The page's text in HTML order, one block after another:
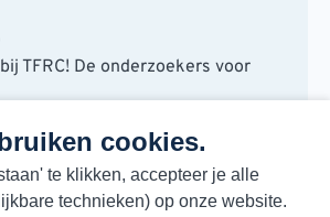
cookies.
te klikken, accepteer je alle
technieken) op onze website.
TFRC! De onderzoekers voor
48 00